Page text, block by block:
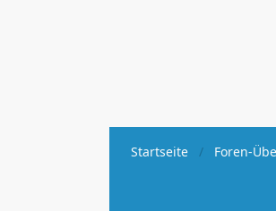
Startseite Foren-